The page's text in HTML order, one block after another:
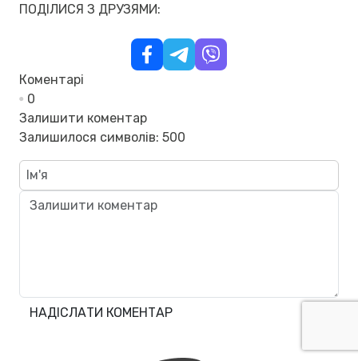
ПОДІЛИСЯ З ДРУЗЯМИ:
Коментарі
0
Залишити коментар
Залишилося символів: 500
НАДІСЛАТИ КОМЕНТАР